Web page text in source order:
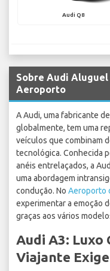
Audi Q8
Sobre Audi
Aeroporto
A Audi, uma fabricante
globalmente, tem uma
veículos que combinam
tecnológica. Conhecida
anéis entrelaçados, a
uma abordagem
condução. No Aeroporto
experimentar a emoção
graças aos vários
Audi A3: Luxo
Viajante